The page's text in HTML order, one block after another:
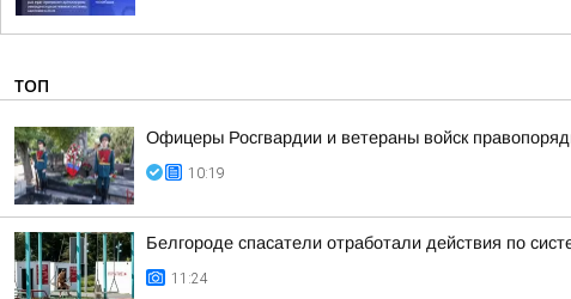
ТОП
Офицеры Росгвардии и ветераны войск
10:19
Белгороде спасатели отработали действия по
11:24